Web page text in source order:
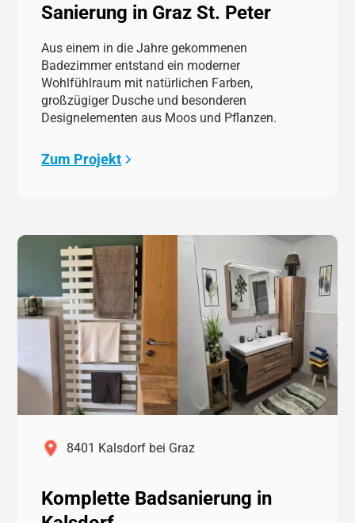
Sanierung in Graz St. Peter
Aus einem in die Jahre gekommenen
Badezimmer entstand ein moderner
Wohlfühlraum mit natürlichen Farben,
großzügiger Dusche und besonderen
Designelementen aus Moos und Pflanzen.
Zum Projekt
8401 Kalsdorf bei Graz
Komplette Badsanierung in